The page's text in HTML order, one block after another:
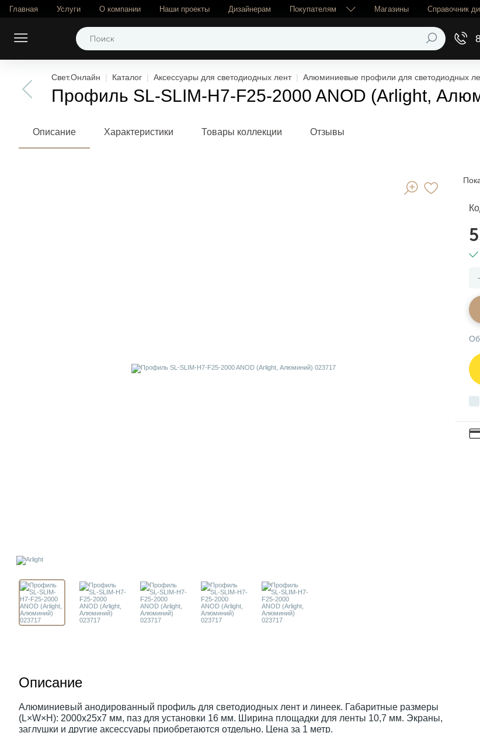
Главная Услуги О компании Наши проекты Дизайнерам Покупателям Магазины Справочник
Свет.Онлайн Каталог Аксессуары для светодиодных лент Алюминиевые профили для светодиодных
Профиль SL-SLIM-H7-F25-2000 ANOD (Arlight,
Описание Характеристики Товары коллекции Отзывы
-
Описание
Алюминиевый анодированный профиль для светодиодных лент и линеек. Габаритные размеры
(L×W×H): 2000x25x7 мм, паз для установки 16 мм. Ширина площадки для ленты 10,7 мм. Экраны,
заглушки и другие аксессуары приобретаются отдельно. Цена за 1 метр.